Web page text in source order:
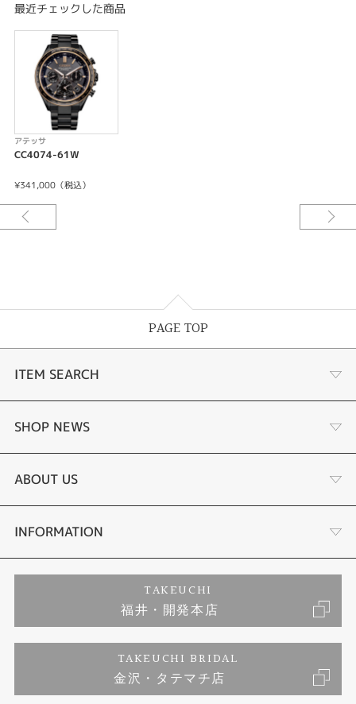
厚み:15.4mm
ケースサイズ(横幅):44.6mm
ケース:デュラテクトピンク・デュラテクトDLC(ピンクゴールド色・ブラッ
ガラス:デュアル球面サファイアガラス（クラリティ・コーティング）
バンド:三ツ折れプッシュタイプ
＜機能特長＞
-充電量表示機能
-充電警告機能
-過充電防止機能
-パワーセーブ機能
-ライトレベル インディケーター
-ワールドタイム機能(39時差)
-デュアルタイム機能
-アラーム
最近チェックした商品
アテッサ
CC4074-61W
¥341,000（税込）
PAGE TOP
ITEM SEARCH
婚約指輪
結婚指輪
セットリング
婚約ネックレス
エタニティリング
SHOP NEWS
タケウチのこだわり
プロポーズサポート
ブランドリスト
ジュエリーリフォーム
福井指輪工房｜手作りペアリング
ABOUT US
会社概要
お客様の声
INFORMATION
プライバシーポリシー
TAKEUCHI
福井・開発本店
TAKEUCHI BRIDAL
金沢・タテマチ店